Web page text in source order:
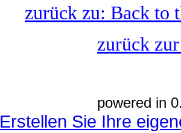
zurück zu: Back to
zurück
powered in
Erstellen Sie Ihre